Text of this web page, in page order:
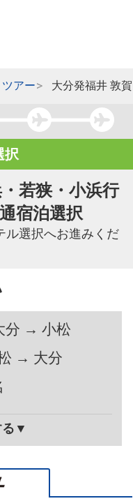
アー 大分発福井 敦
択
若狭・小浜行
宿泊選択
ル選択へお進みくだ
分 → 小松
→ 大分
る▼